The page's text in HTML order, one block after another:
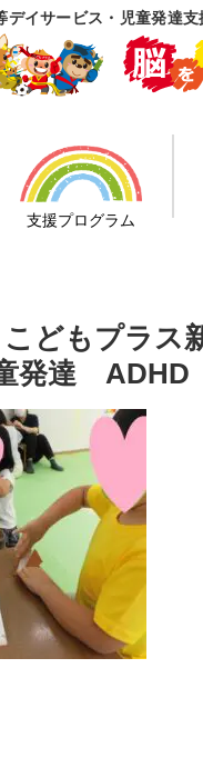
デイサービス・児童発達
支援プログラム
こどもプラ
発達